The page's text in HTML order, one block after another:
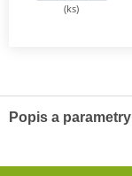
(ks)
Popis a parametry